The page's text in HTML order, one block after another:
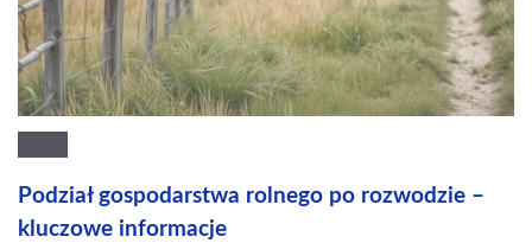
Podział gospodarstwa rolnego po rozwodzie –
kluczowe informacje